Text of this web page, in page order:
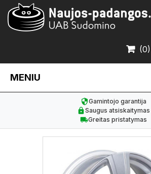
(0)
MENIU
Gamintojo garantija
Saugus atsiskaitymas
Greitas pristatymas